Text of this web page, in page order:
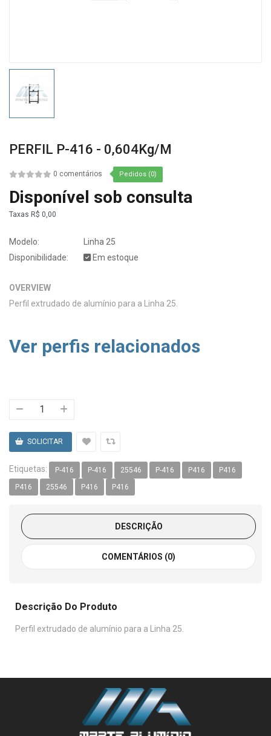
PERFIL P-416 - 0,604Kg/m
0 comentários Pedidos (0)
Disponível sob consulta
Taxas R$ 0,00
Modelo:
Linha 25
Disponibilidade:
Em estoque
OVERVIEW
Perfil extrudado de alumínio para a Linha 25.
Ver perfis relacionados
Etiquetas: P-416 P-416 25546 P-416 P416 P416
P416 25546 P416 P416
DESCRIÇÃO
COMENTÁRIOS (0)
Descrição Do Produto
Perfil extrudado de alumínio para a Linha 25.